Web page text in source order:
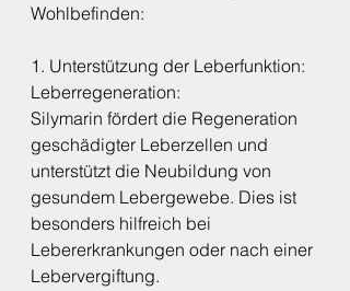
Wohlbefinden:
1. Unterstützung der Leberfunktion:
Leberregeneration:
Silymarin fördert die Regeneration
geschädigter Leberzellen und
unterstützt die Neubildung von
gesundem Lebergewebe. Dies ist
besonders hilfreich bei
Lebererkrankungen oder nach einer
Lebervergiftung.